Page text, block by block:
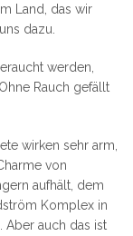
Land, das wir
dazu.
werden,
Rauch gefällt
wirken sehr arm,
von
aufhält, dem
Komplex in
Aber auch das ist